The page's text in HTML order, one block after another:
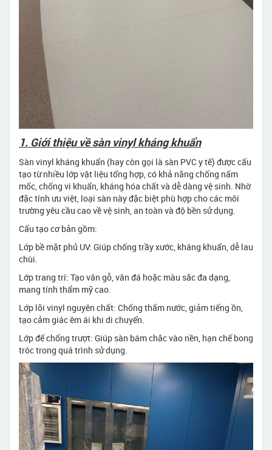
1. Giới thiệu về sàn vinyl kháng khuẩn
Sàn vinyl kháng khuẩn (hay còn gọi là sàn PVC y tế) được cấu
tạo từ nhiều lớp vật liệu tổng hợp, có khả năng chống nấm
mốc, chống vi khuẩn, kháng hóa chất và dễ dàng vệ sinh. Nhờ
đặc tính ưu việt, loại sàn này đặc biệt phù hợp cho các môi
trường yêu cầu cao về vệ sinh, an toàn và độ bền sử dụng.
Cấu tạo cơ bản gồm:
Lớp bề mặt phủ UV: Giúp chống trầy xước, kháng khuẩn, dễ lau
chùi.
Lớp trang trí: Tạo vân gỗ, vân đá hoặc màu sắc đa dạng,
mang tính thẩm mỹ cao.
Lớp lõi vinyl nguyên chất: Chống thấm nước, giảm tiếng ồn,
tạo cảm giác êm ái khi di chuyển.
Lớp đế chống trượt: Giúp sàn bám chắc vào nền, hạn chế bong
tróc trong quá trình sử dụng.